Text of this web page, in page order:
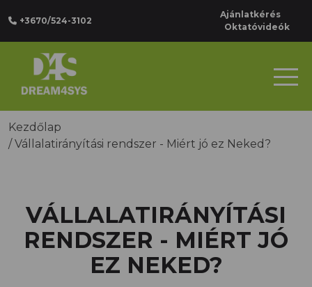
+3670/524-3102
Ajánlatkérés
Oktatóvideók
Kezdőlap
/Vállalatirányítási rendszer - Miért jó ez Neked?
VÁLLALATIRÁNYÍTÁSI
RENDSZER - MIÉRT JÓ
EZ NEKED?